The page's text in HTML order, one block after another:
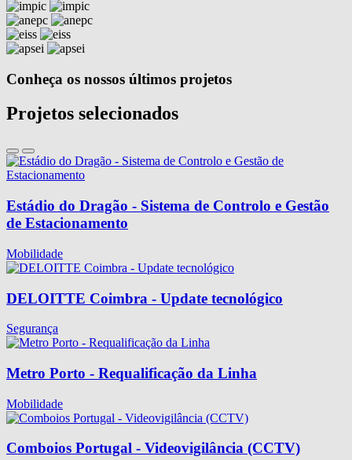
Conheça os nossos últimos projetos
Projetos selecionados
Estádio do Dragão - Sistema de Controlo e Gestão
de Estacionamento
Mobilidade
DELOITTE Coimbra - Update tecnológico
Segurança
Metro Porto - Requalificação da Linha
Mobilidade
Comboios Portugal - Videovigilância (CCTV)